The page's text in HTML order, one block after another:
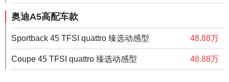
奥迪A5高配车款
Sportback 45 TFSI quattro 臻选动感型 48.88万
Coupe 45 TFSI quattro 臻选动感型 48.88万